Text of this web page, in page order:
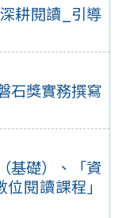
耕閱讀_引導
石獎實務撰寫
基礎）、「資
閱讀課程」